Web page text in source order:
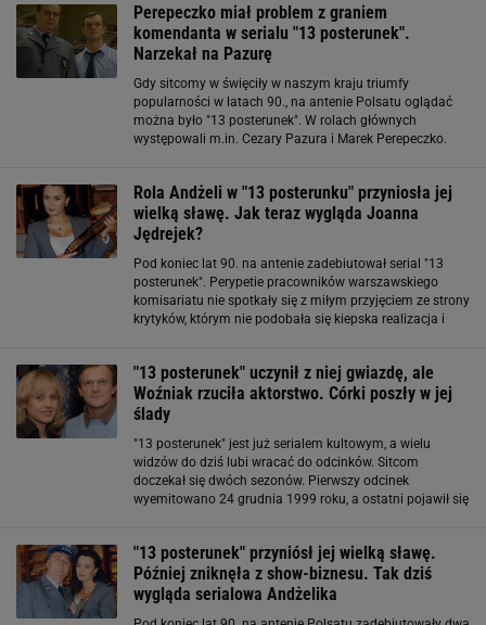
Perepeczko miał problem z graniem
komendanta w serialu "13 posterunek".
Narzekał na Pazurę
Gdy sitcomy w święciły w naszym kraju triumfy
popularności w latach 90., na antenie Polsatu oglądać
można było "13 posterunek". W rolach głównych
występowali m.in. Cezary Pazura i Marek Perepeczko.
Rola Andżeli w "13 posterunku" przyniosła jej
wielką sławę. Jak teraz wygląda Joanna
Jędrejek?
Pod koniec lat 90. na antenie zadebiutował serial "13
posterunek". Perypetie pracowników warszawskiego
komisariatu nie spotkały się z miłym przyjęciem ze strony
krytyków, którym nie podobała się kiepska realizacja i
"13 posterunek" uczynił z niej gwiazdę, ale
Woźniak rzuciła aktorstwo. Córki poszły w jej
ślady
"13 posterunek" jest już serialem kultowym, a wielu
widzów do dziś lubi wracać do odcinków. Sitcom
doczekał się dwóch sezonów. Pierwszy odcinek
wyemitowano 24 grudnia 1999 roku, a ostatni pojawił się
"13 posterunek" przyniósł jej wielką sławę.
Później zniknęła z show-biznesu. Tak dziś
wygląda serialowa Andżelika